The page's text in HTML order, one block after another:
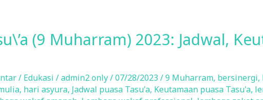
(9 Muharram) 2023: Jadwal,
/ Edukasi /admin2 only/07/28/2023 /9 Muharram, bersinergi,
, hari asyura, Jadwal puasa Tasu'a, Keutamaan puasa Tasu'a,